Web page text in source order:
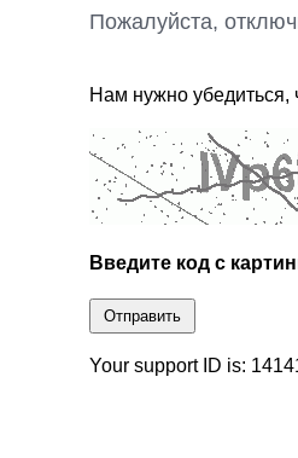
Пожалуйста,
Нам нужно убедиться,
Введите код с
Отправить
Your support ID is: